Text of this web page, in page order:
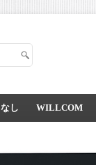
なし WILLCOM